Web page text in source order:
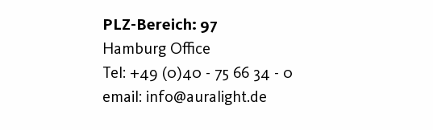
PLZ-Bereich: 97
Hamburg Office
Tel: +49 (0)40 - 75 66 34 - 0
email: info@auralight.de